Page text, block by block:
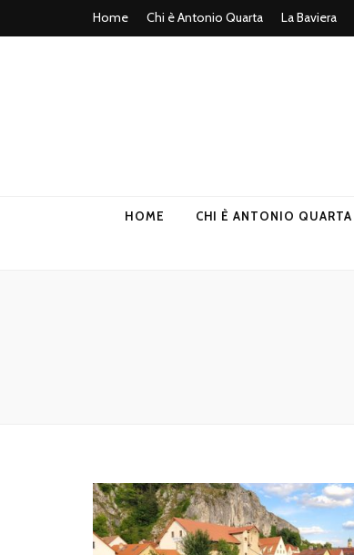
Home Chi è Antonio Quarta La Baviera
HOME CHI È ANTONIO QUARTA